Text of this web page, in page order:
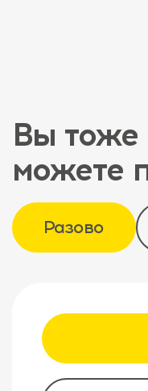
Вы тоже
можете
Разово